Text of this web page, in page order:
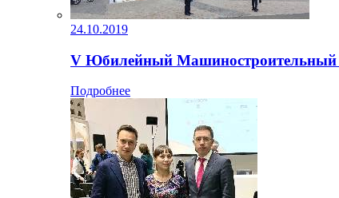
24.10.2019
V Юбилейный Машиностроительный
Подробнее